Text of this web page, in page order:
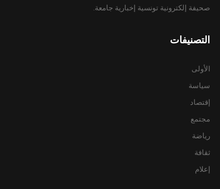
صحيفة إلكترونية تونسية إخبارية جامعة.
التصنيفات
الأولى
سياسة
إقتصاد
مجتمع
رياضة
ثقافة
إعلام